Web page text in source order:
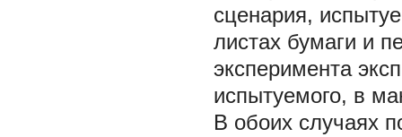
сценария,
листах бумаги и
эксперимента
испытуемого, в
В обоих случаях